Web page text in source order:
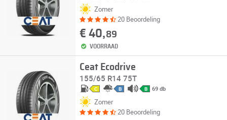
Zomer
20 Beoordeling
€ 40,89
VOORRAAD
Ceat Ecodrive
155/65 R14 75T
C B B 69 db
Zomer
20 Beoordeling